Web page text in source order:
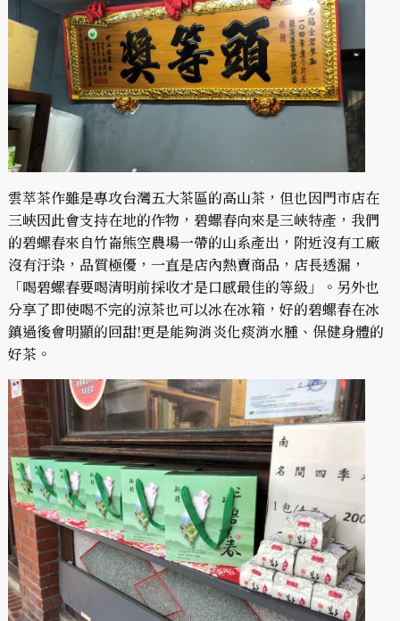
雲萃茶作雖是專攻台灣五大茶區的高山茶，但也因門市店在
三峽因此會支持在地的作物，碧螺春向來是三峽特產，我們
的碧螺春來自竹崙熊空農場一帶的山系產出，附近沒有工廠
沒有汙染，品質極優，一直是店內熱賣商品，店長透漏，
「喝碧螺春要喝清明前採收才是口感最佳的等級」。另外也
分享了即使喝不完的涼茶也可以冰在冰箱，好的碧螺春在冰
鎮過後會明顯的回甜!更是能夠消炎化痰消水腫、保健身體的
好茶。